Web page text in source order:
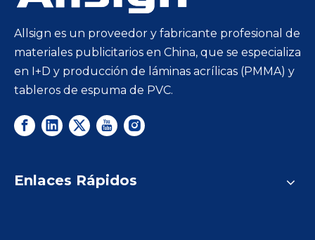
Allsign es un proveedor y fabricante profesional de
materiales publicitarios en China, que se especializa
en I+D y producción de láminas acrílicas (PMMA) y
tableros de espuma de PVC.
Enlaces Rápidos